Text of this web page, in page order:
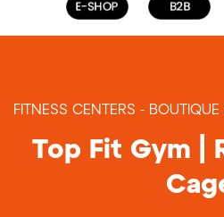
FITNESS CENTERS - BOUTIQUE
Top Fit Gym |